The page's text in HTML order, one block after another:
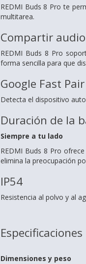
REDMI Buds 8 Pro te
multitarea.
Compartir
REDMI Buds 8 Pro
forma sencilla para que
Google Fast Pair
Detecta el dispositivo
Duración de la
Siempre a tu lado
REDMI Buds 8 Pro
elimina la preocupación
IP54
Resistencia al polvo y al
Especificaciones
Dimensiones y peso